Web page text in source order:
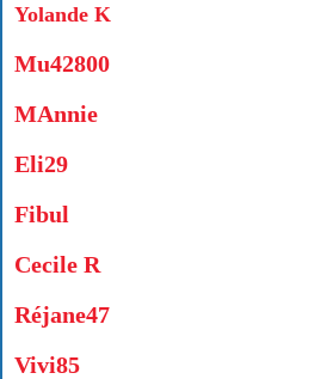
Yolande K
Mu42800
MAnnie
Eli29
Fibul
Cecile R
Réjane47
Vivi85